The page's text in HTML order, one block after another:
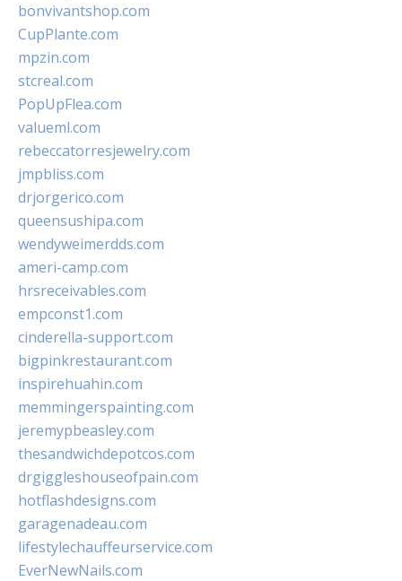
bonvivantshop.com
CupPlante.com
mpzin.com
stcreal.com
PopUpFlea.com
valueml.com
rebeccatorresjewelry.com
jmpbliss.com
drjorgerico.com
queensushipa.com
wendyweimerdds.com
ameri-camp.com
hrsreceivables.com
empconst1.com
cinderella-support.com
bigpinkrestaurant.com
inspirehuahin.com
memmingerspainting.com
jeremypbeasley.com
thesandwichdepotcos.com
drgiggleshouseofpain.com
hotflashdesigns.com
garagenadeau.com
lifestylechauffeurservice.com
EverNewNails.com